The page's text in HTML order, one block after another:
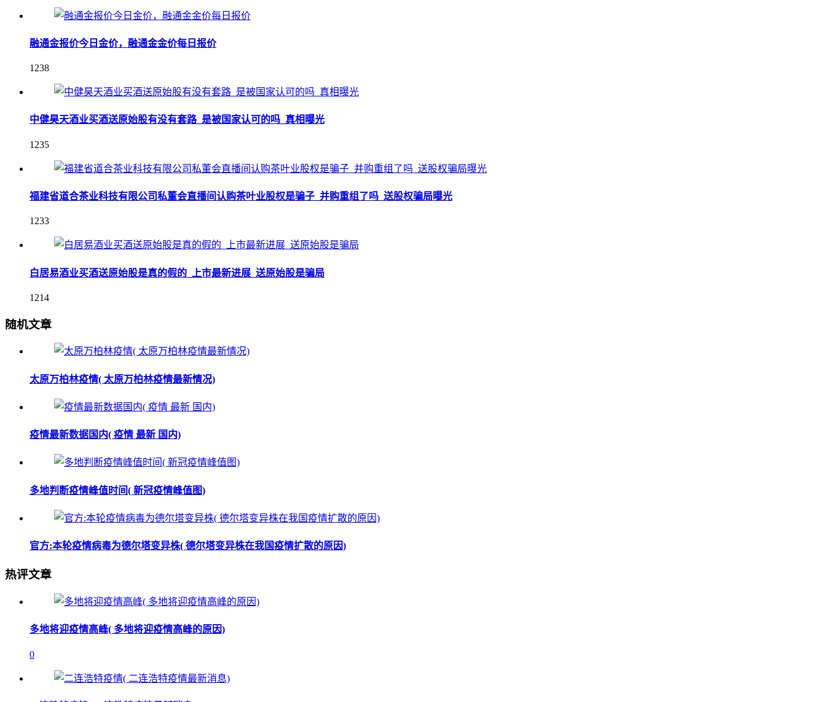
融通金报价今日金价，融通金金价每日报价
1238
中健昊天酒业买酒送原始股有没有套路_是被国家认可的吗_真相曝光
1235
福建省道合茶业科技有限公司私董会直播间认购茶叶业股权是骗子_并购重组了吗_送股权骗局曝光
1233
白居易酒业买酒送原始股是真的假的_上市最新进展_送原始股是骗局
1214
随机文章
太原万柏林疫情( 太原万柏林疫情最新情况)
疫情最新数据国内( 疫情 最新 国内)
多地判断疫情峰值时间( 新冠疫情峰值图)
官方:本轮疫情病毒为德尔塔变异株( 德尔塔变异株在我国疫情扩散的原因)
热评文章
多地将迎疫情高峰( 多地将迎疫情高峰的原因)
0